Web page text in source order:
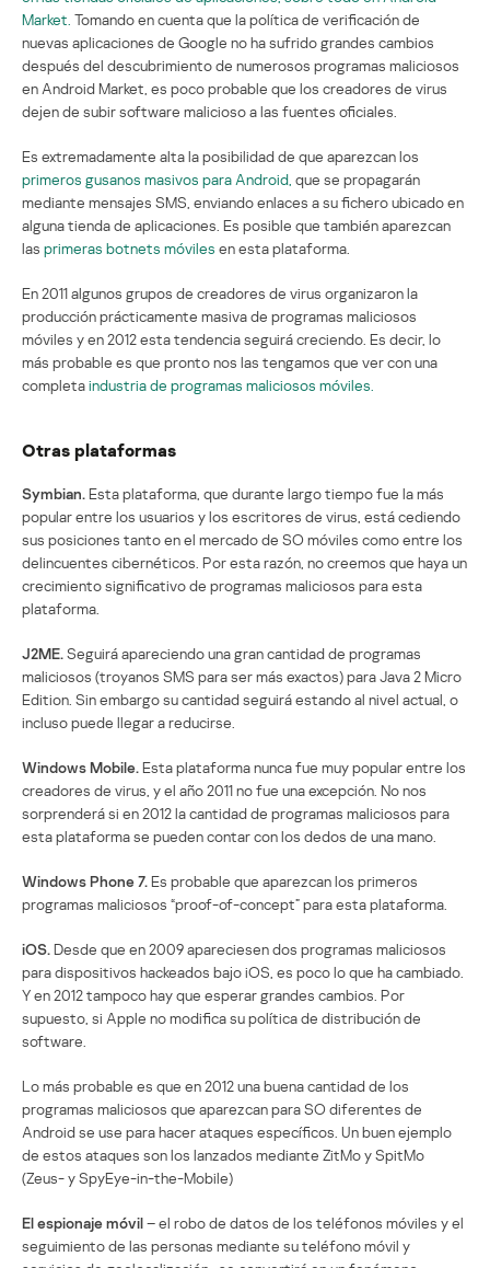
Market. Tomando en cuenta que la política de verificación de
nuevas aplicaciones de Google no ha sufrido grandes cambios
después del descubrimiento de numerosos programas maliciosos
en Android Market, es poco probable que los creadores de virus
dejen de subir software malicioso a las fuentes oficiales.
Es extremadamente alta la posibilidad de que aparezcan los
primeros gusanos masivos para Android, que se propagarán
mediante mensajes SMS, enviando enlaces a su fichero ubicado en
alguna tienda de aplicaciones. Es posible que también aparezcan
las primeras botnets móviles en esta plataforma.
En 2011 algunos grupos de creadores de virus organizaron la
producción prácticamente masiva de programas maliciosos
móviles y en 2012 esta tendencia seguirá creciendo. Es decir, lo
más probable es que pronto nos las tengamos que ver con una
completaindustria de programas maliciosos móviles.
Otras plataformas
Symbian.Esta plataforma, que durante largo tiempo fue la más
popular entre los usuarios y los escritores de virus, está cediendo
sus posiciones tanto en el mercado de SO móviles como entre los
delincuentes cibernéticos. Por esta razón, no creemos que haya un
crecimiento significativo de programas maliciosos para esta
plataforma.
J2ME.Seguirá apareciendo una gran cantidad de programas
maliciosos (troyanos SMS para ser más exactos) para Java 2 Micro
Edition. Sin embargo su cantidad seguirá estando al nivel actual, o
incluso puede llegar a reducirse.
Windows Mobile.Esta plataforma nunca fue muy popular entre los
creadores de virus, y el año 2011 no fue una excepción. No nos
sorprenderá si en 2012 la cantidad de programas maliciosos para
esta plataforma se pueden contar con los dedos de una mano.
Windows Phone 7.Es probable que aparezcan los primeros
programas maliciosos “proof-of-concept” para esta plataforma.
iOS.Desde que en 2009 apareciesen dos programas maliciosos
para dispositivos hackeados bajo iOS, es poco lo que ha cambiado.
Y en 2012 tampoco hay que esperar grandes cambios. Por
supuesto, si Apple no modifica su política de distribución de
software.
Lo más probable es que en 2012 una buena cantidad de los
programas maliciosos que aparezcan para SO diferentes de
Android se use para hacer ataques específicos. Un buen ejemplo
de estos ataques son los lanzados mediante ZitMo y SpitMo
(Zeus- y SpyEye-in-the-Mobile)
El espionaje móvil– el robo de datos de los teléfonos móviles y el
seguimiento de las personas mediante su teléfono móvil y